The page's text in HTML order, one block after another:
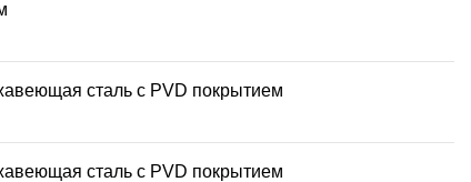
сталь с PVD покрытием
сталь с PVD покрытием